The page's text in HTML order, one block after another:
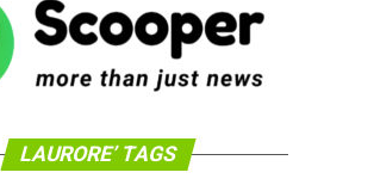
LAURORE’ TAGS